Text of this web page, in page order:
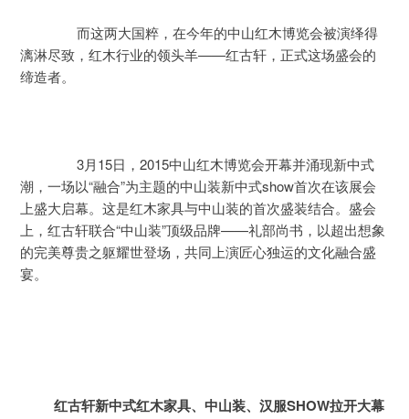
漓淋尽致，红木行业的领头羊——红古轩，正式这场盛会的
缔造者。
潮，一场以“融合”为主题的中山装新中式show首次在该展会
上盛大启幕。这是红木家具与中山装的首次盛装结合。盛会
上，红古轩联合“中山装”顶级品牌——礼部尚书，以超出想象
的完美尊贵之躯耀世登场，共同上演匠心独运的文化融合盛
宴。
红古轩新中式红木家具、中山装、汉服SHOW拉开大幕